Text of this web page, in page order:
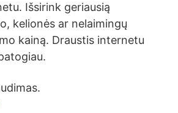
Išsirink geriausią
kelionės ar nelaimingų
kainą. Draustis internetu